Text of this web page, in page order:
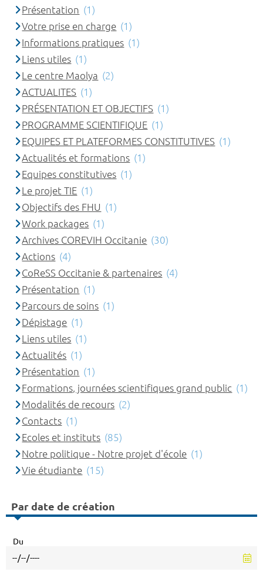
Présentation (1)
Votre prise en charge (1)
Informations pratiques (1)
Liens utiles (1)
Le centre Maolya (2)
ACTUALITES (1)
PRÉSENTATION ET OBJECTIFS (1)
PROGRAMME SCIENTIFIQUE (1)
EQUIPES ET PLATEFORMES CONSTITUTIVES (1)
Actualités et formations (1)
Equipes constitutives (1)
Le projet TIE (1)
Objectifs des FHU (1)
Work packages (1)
Archives COREVIH Occitanie (30)
Actions (4)
CoReSS Occitanie & partenaires (4)
Présentation (1)
Parcours de soins (1)
Dépistage (1)
Liens utiles (1)
Actualités (1)
Présentation (1)
Formations, journées scientifiques grand public (1)
Modalités de recours (2)
Contacts (1)
Ecoles et instituts (85)
Notre politique - Notre projet d'école (1)
Vie étudiante (15)
Par date de création
Du